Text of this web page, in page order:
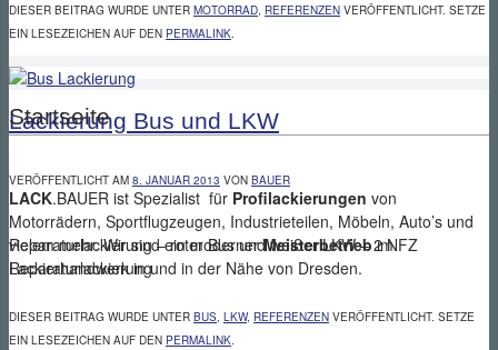
DIESER BEITRAG WURDE UNTER MOTORRAD, REFERENZEN VERÖFFENTLICHT. SETZE
EIN LESEZEICHEN AUF DEN PERMALINK.
Lackierung Bus und LKW
VERÖFFENTLICHT AM 8. JANUAR 2013 VON BAUER
Reparaturlackierung – roter Bus und weißer LKW – 2 NFZ
Reparaturlackierung
DIESER BEITRAG WURDE UNTER BUS, LKW, REFERENZEN VERÖFFENTLICHT. SETZE
EIN LESEZEICHEN AUF DEN PERMALINK.
Startseite
LACK.BAUER ist Spezialist für Profilackierungen von
Motorrädern, Sportflugzeugen, Industrieteilen, Möbeln, Auto’s und
vielem mehr. Wir sind ein modernerMeisterbetriebim
Lackierhandwerk in und in der Nähe von Dresden.